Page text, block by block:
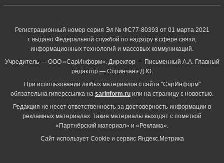
Регистрационный номер серия Эл № ФС77-80393 от 01 марта 2021
г. выдано Федеральной службой по надзору в сфере связи,
информационных технологий и массовых коммуникаций.
Учредитель — ООО «СарИнформ». Директор — Письменный А.А. Главный
редактор — Спринчанэ Д.Ю.
При использовании любых материалов с сайта "СарИнформ"
обязательна гиперссылка на sarinform.ru или на страницу с новостью.
Редакция не несет ответственность за достоверность информации в
рекламных материалах. Такие материалы выходят с пометкой
«Партнёрский материал» и «Реклама».
Сайт использует Cookie и сервиc Яндекс.Метрика